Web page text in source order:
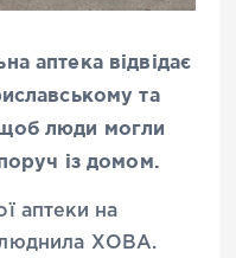
аптека відвідає
та
люди могли
із домом.
аптеки на
ХОВА.